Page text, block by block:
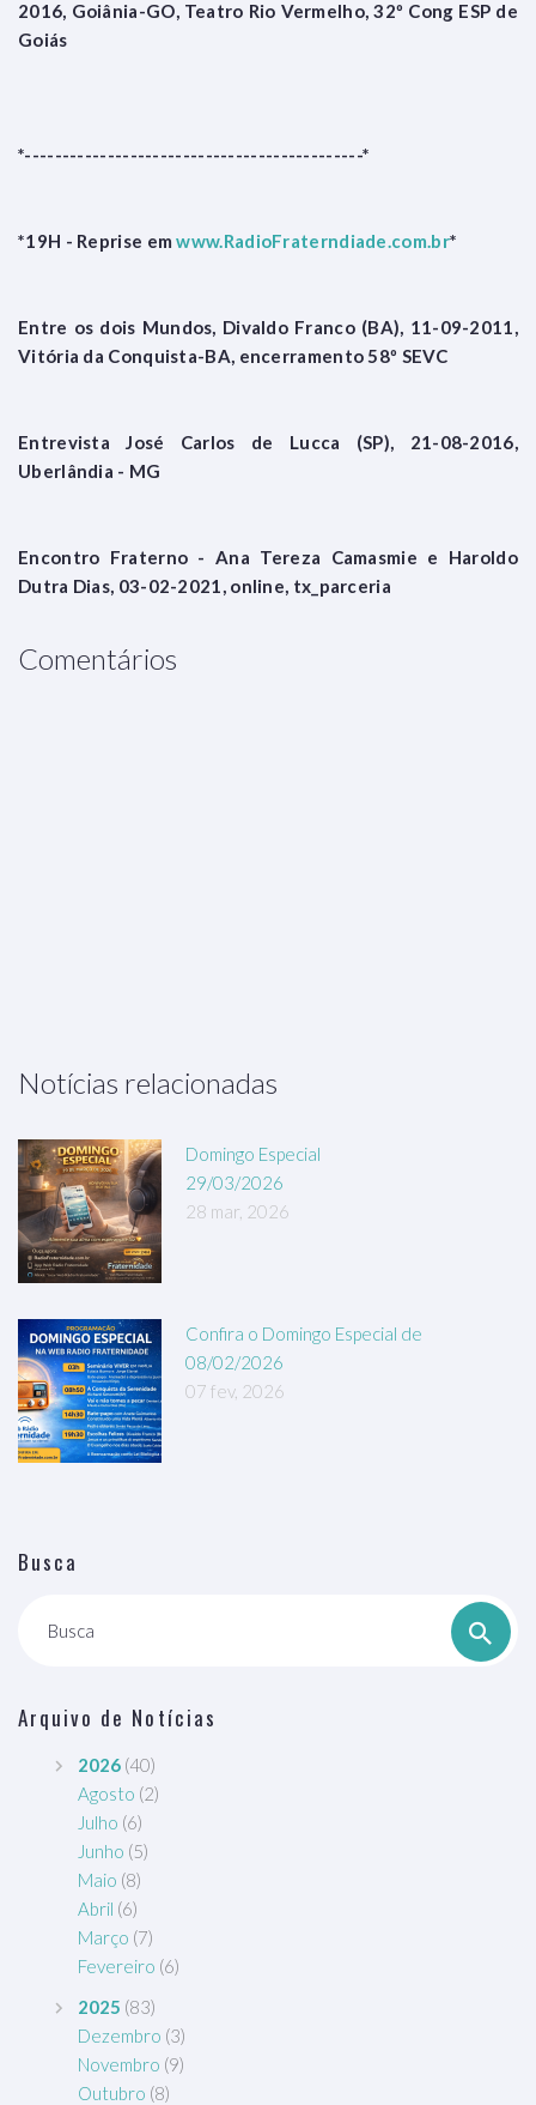
2016, Goiânia-GO, Teatro Rio Vermelho, 32º Cong ESP de
Goiás
*---------------------------------------------*
*19H - Reprise emwww.RadioFraterndiade.com.br*
Entre os dois Mundos, Divaldo Franco (BA), 11-09-2011,
Vitória da Conquista-BA, encerramento 58º SEVC
Entrevista José Carlos de Lucca (SP), 21-08-2016,
Uberlândia - MG
Encontro Fraterno - Ana Tereza Camasmie e Haroldo
Dutra Dias, 03-02-2021, online, tx_parceria
Comentários
Notícias relacionadas
Domingo Especial
29/03/2026
28 mar, 2026
Confira o Domingo Especial de
08/02/2026
07 fev, 2026
Busca
Busca
Arquivo de Notícias
2026 (40)
Agosto (2)
Julho (6)
Junho (5)
Maio (8)
Abril (6)
Março (7)
Fevereiro (6)
2025 (83)
Dezembro (3)
Novembro (9)
Outubro (8)